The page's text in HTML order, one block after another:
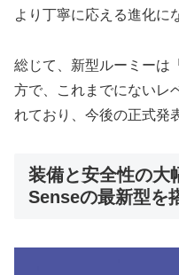
より丁寧に応える進化に
総じて、新型ルーミーは
方で、これまでにないレ
れており、今後の正式発
装備と安全性の
Senseの最新型を